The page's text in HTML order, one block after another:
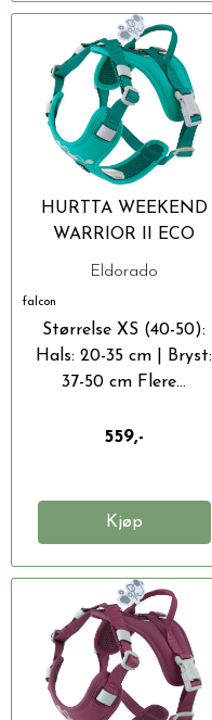
HURTTA WEEKEND
WARRIOR II ECO
HUNDESELE
Eldorado
falcon
Størrelse XS (40-50):
Hals: 20-35 cm | Bryst:
37-50 cm Flere...
559,-
Kjøp